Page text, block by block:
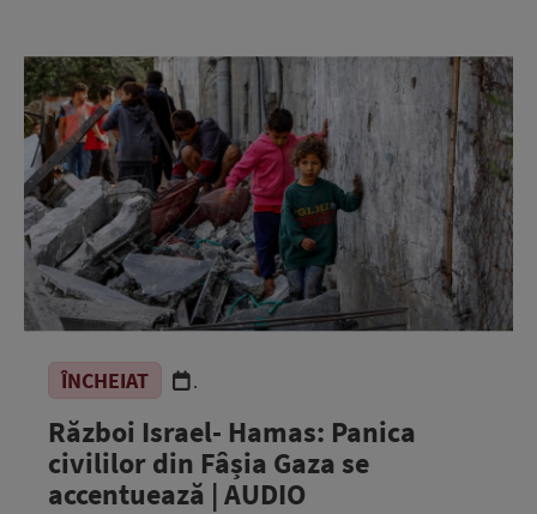
ÎNCHEIAT .
Război Israel- Hamas: Panica
civililor din Fâșia Gaza se
accentuează | AUDIO